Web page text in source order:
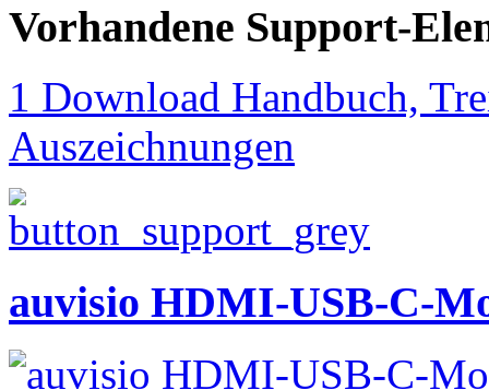
Vorhandene Support-
1 Download Handbuch,
Auszeichnungen
auvisio HDMI-USB-C-